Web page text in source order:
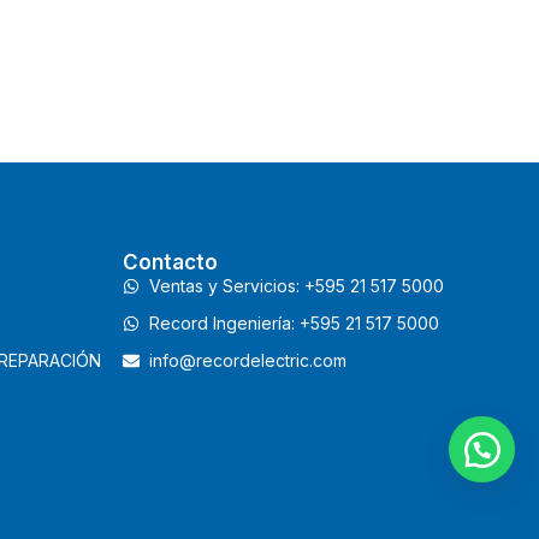
Contacto
Ventas y Servicios: +595 21 517 5000
Record Ingeniería: +595 21 517 5000
info@recordelectric.com